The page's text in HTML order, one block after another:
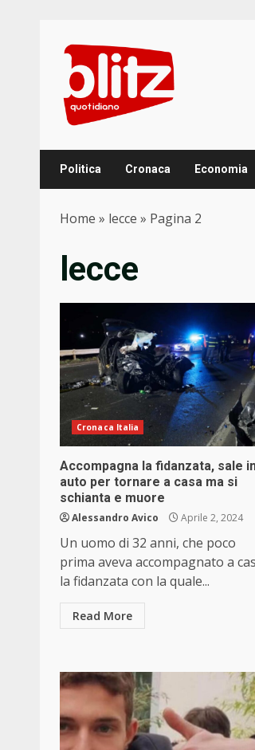
content
Politica Cronaca Economia
Home » lecce » Pagina 2
lecce
Cronaca Italia
Accompagna la fidanzata, sale
auto per tornare a casa ma si
schianta e muore
Alessandro Avico Aprile 2, 2024
Un uomo di 32 anni, che poco
prima aveva accompagnato a
la fidanzata con la quale...
Read More